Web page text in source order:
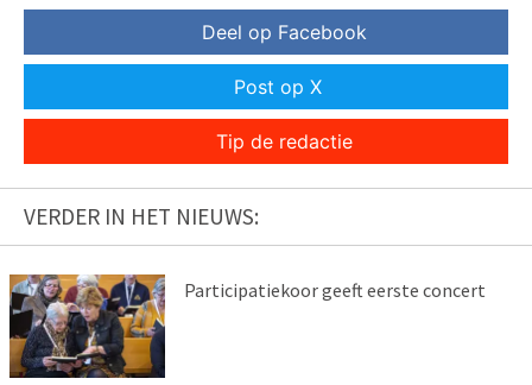
Deel op Facebook
Post op X
Tip de redactie
VERDER IN HET NIEUWS:
Participatiekoor geeft eerste concert